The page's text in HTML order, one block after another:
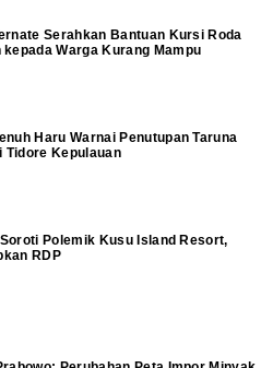
Serahkan Bantuan Kursi Roda
kepada Warga Kurang Mampu
Haru Warnai Penutupan Taruna
Tidore Kepulauan
Polemik Kusu Island Resort,
RDP